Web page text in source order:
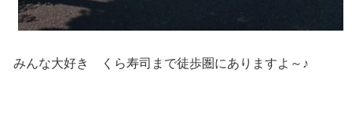
みんな大好き くら寿司まで徒歩圏にありますよ～♪